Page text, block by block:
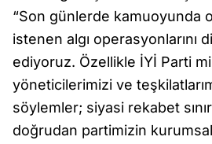
“Son günlerde kamuoyunda
istenen algı operasyonlarını
ediyoruz. Özellikle İYİ Parti
yöneticilerimizi ve
söylemler; siyasi rekabet
doğrudan partimizin kurumsal